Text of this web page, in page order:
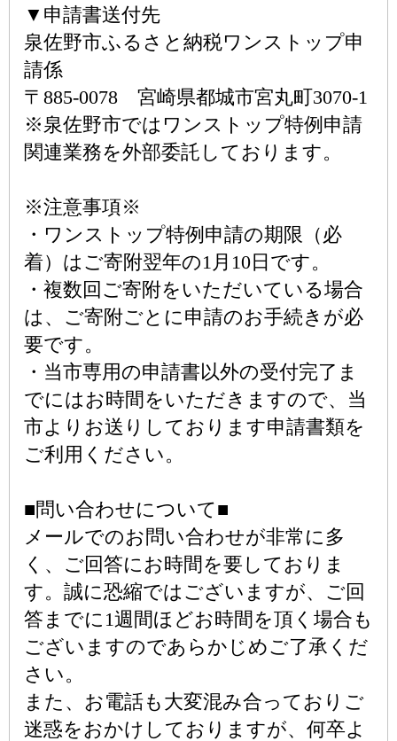
▼申請書送付先
泉佐野市ふるさと納税ワンストップ申
請係
〒885-0078 宮崎県都城市宮丸町3070-1
※泉佐野市ではワンストップ特例申請
関連業務を外部委託しております。
※注意事項※
・ワンストップ特例申請の期限（必
着）はご寄附翌年の1月10日です。
・複数回ご寄附をいただいている場合
は、ご寄附ごとに申請のお手続きが必
要です。
・当市専用の申請書以外の受付完了ま
でにはお時間をいただきますので、当
市よりお送りしております申請書類を
ご利用ください。
■問い合わせについて■
メールでのお問い合わせが非常に多
く、ご回答にお時間を要しておりま
す。誠に恐縮ではございますが、ご回
答までに1週間ほどお時間を頂く場合も
ございますのであらかじめご了承くだ
さい。
また、お電話も大変混み合っておりご
迷惑をおかけしておりますが、何卒よ